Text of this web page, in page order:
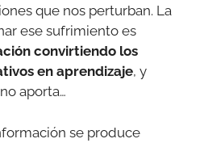
que nos perturban. La
ese sufrimiento es
convirtiendo los
en aprendizaje, y
aporta…
se produce